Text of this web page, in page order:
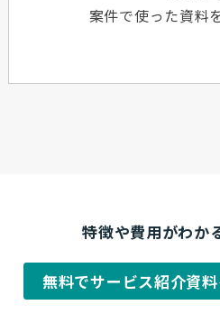
案件で使った資料
特徴や費用がわか
無料でサービス紹介資